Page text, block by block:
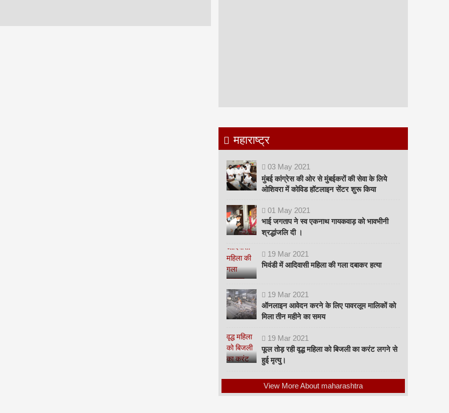
महाराष्ट्र
03 May 2021
मुंबई कांग्रेस की ओर से मुंबईकरों की सेवा के लिये
ओशिवरा में कोविड हॉटलाइन सेंटर शुरू किया
01 May 2021
भाई जगताप ने स्व एकनाथ गायकवाड़ को भावभीनी
श्रद्धांजलि दी ।
19 Mar 2021
भिवंडी में आदिवासी महिला की गला दबाकर हत्या
19 Mar 2021
ऑनलाइन आवेदन करने के लिए पावरलूम मालिकों को
मिला तीन महीने का समय
19 Mar 2021
फूल तोड़ रही वृद्ध महिला को बिजली का करंट लगने से
हुई मृत्यु।
View More About maharashtra